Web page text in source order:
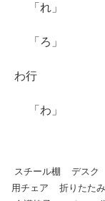
「れ」
「ろ」
わ行
「わ」
スチール棚 デスク
用チェア
折りたた